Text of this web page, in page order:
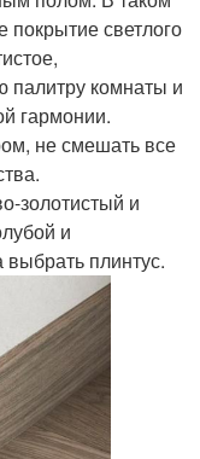
покрытие светлого
палитру комнаты и
гармонии.
не смешать все
золотистый и
и
выбрать плинтус.